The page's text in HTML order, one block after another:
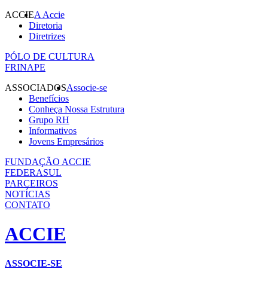
ACCIEA Accie
Diretoria
Diretrizes
PÓLO DE CULTURA
FRINAPE
ASSOCIADOSAssocie-se
Benefícios
Conheça Nossa Estrutura
Grupo RH
Informativos
Jovens Empresários
FUNDAÇÃO ACCIE
FEDERASUL
PARCEIROS
NOTÍCIAS
CONTATO
ACCIE
ASSOCIE-SE